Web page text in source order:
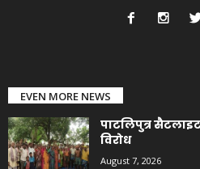
EVEN MORE NEWS
पाटलिपुत्र
विरोध
August 7, 2026